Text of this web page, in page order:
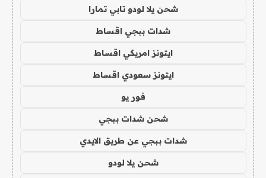
شحن يلا لودو تابي تمارا
شدات ببجي اقساط
ايتونز امريكي اقساط
ايتونز سعودي اقساط
فور يو
شحن شدات ببجي
شدات ببجي عن طريق الايدي
شحن يلا لودو